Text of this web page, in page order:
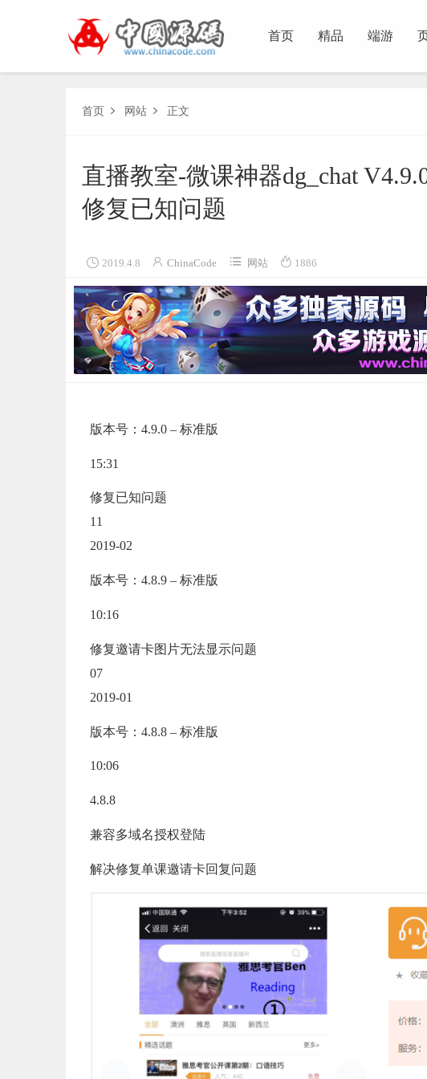
首页 精品 端游
首页  网站  正文
直播教室-微课神器dg_chat
修复已知问题
 2019.4.8  ChinaCode  网站  1886
版本号：4.9.0 – 标准版
15:31
修复已知问题
11
2019-02
版本号：4.8.9 – 标准版
10:16
修复邀请卡图片无法显示问题
07
2019-01
版本号：4.8.8 – 标准版
10:06
4.8.8
兼容多域名授权登陆
解决修复单课邀请卡回复问题